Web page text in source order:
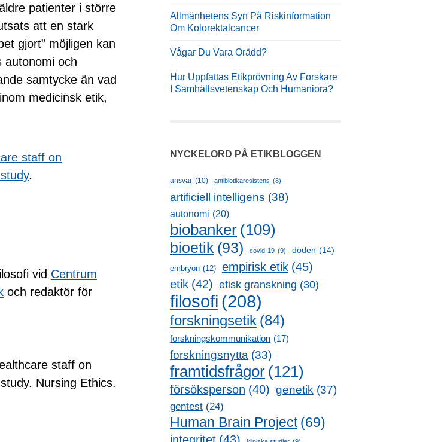
patienter i större
att en stark
gjort” möjligen kan
autonomi och
samtycke än vad
medicinsk etik,
staff on
.
vid Centrum
och redaktör för
staff on
Nursing Ethics.
Allmänhetens Syn På Riskinformation
Om Kolorektalcancer
Vågar Du Vara Orädd?
Hur Uppfattas Etikprövning Av Forskare
I Samhällsvetenskap Och Humaniora?
NYCKELORD PÅ ETIKBLOGGEN
ansvar (10) antibiotikaresistens (8)
artificiell intelligens (38)
autonomi (20)
biobanker (109)
bioetik (93) covid-19 (9) döden (14)
embryon (12) empirisk etik (45)
etik (42) etisk granskning (30)
filosofi (208)
forskningsetik (84)
forskningskommunikation (17)
forskningsnytta (33)
framtidsfrågor (121)
försöksperson (40) genetik (37)
gentest (24)
Human Brain Project (69)